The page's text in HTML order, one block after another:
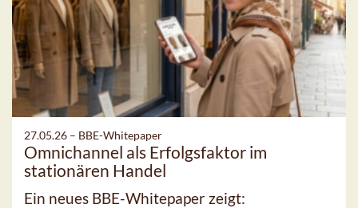
27.05.26 – BBE-Whitepaper
Omnichannel als Erfolgsfaktor im
stationären Handel
Ein neues BBE-Whitepaper zeigt: